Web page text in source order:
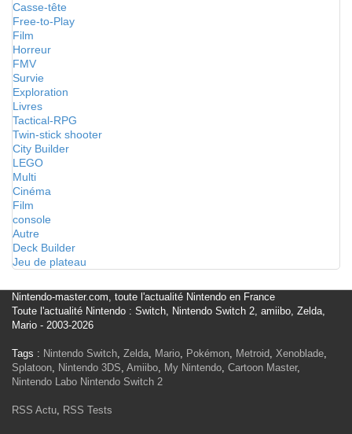
Casse-tête
Free-to-Play
Film
Horreur
FMV
Survie
Exploration
Livres
Tactical-RPG
Twin-stick shooter
City Builder
LEGO
Multi
Cinéma
Film
console
Autre
Deck Builder
Jeu de plateau
Nintendo-master.com, toute l'actualité Nintendo en France
Toute l'actualité Nintendo : Switch, Nintendo Switch 2, amiibo, Zelda,
Mario - 2003-2026
Tags : Nintendo Switch, Zelda, Mario, Pokémon, Metroid, Xenoblade,
Splatoon, Nintendo 3DS, Amiibo, My Nintendo, Cartoon Master,
Nintendo Labo Nintendo Switch 2
RSS Actu, RSS Tests